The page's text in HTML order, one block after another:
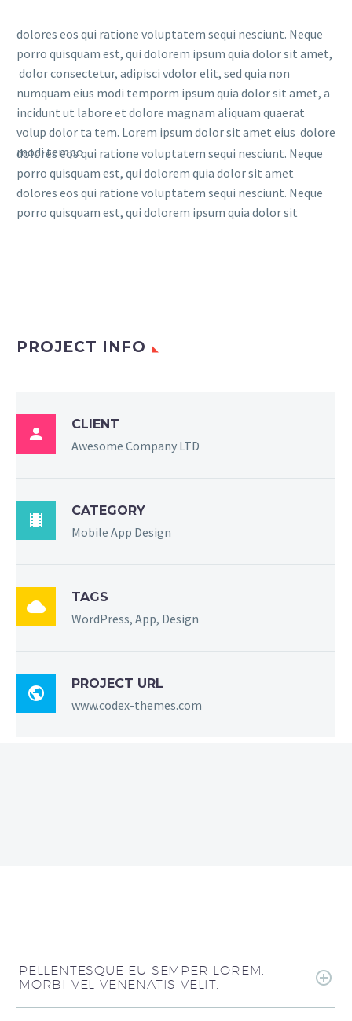
dolores eos qui ratione voluptatem sequi nesciunt. Neque
porro quisquam est, qui dolorem ipsum quia dolor sit amet,
dolor consectetur, adipisci vdolor elit, sed quia non
numquam eius modi temporm ipsum quia dolor sit amet, a
incidunt ut labore et dolore magnam aliquam quaerat
volup dolor ta tem. Lorem ipsum dolor sit amet eius dolore
modi tempo
dolores eos qui ratione voluptatem sequi nesciunt. Neque
porro quisquam est, qui dolorem quia dolor sit amet
dolores eos qui ratione voluptatem sequi nesciunt. Neque
porro quisquam est, qui dolorem ipsum quia dolor sit
PROJECT INFO

CLIENT
Awesome Company LTD

CATEGORY
Mobile App Design

TAGS
WordPress, App, Design

PROJECT URL
www.codex-themes.com
PELLENTESQUE EU SEMPER LOREM.
MORBI VEL VENENATIS VELIT.